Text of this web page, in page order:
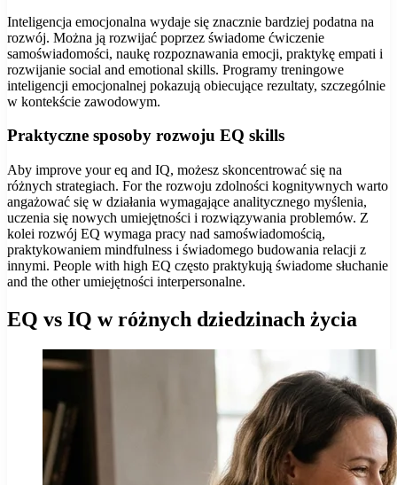
Inteligencja emocjonalna wydaje się znacznie bardziej podatna na
rozwój. Można ją rozwijać poprzez świadome ćwiczenie
samoświadomości, naukę rozpoznawania emocji, praktykę empati i
rozwijanie social and emotional skills. Programy treningowe
inteligencji emocjonalnej pokazują obiecujące rezultaty, szczególnie
w kontekście zawodowym.
Praktyczne sposoby rozwoju EQ skills
Aby improve your eq and IQ, możesz skoncentrować się na
różnych strategiach. For the rozwoju zdolności kognitywnych warto
angażować się w działania wymagające analitycznego myślenia,
uczenia się nowych umiejętności i rozwiązywania problemów. Z
kolei rozwój EQ wymaga pracy nad samoświadomością,
praktykowaniem mindfulness i świadomego budowania relacji z
innymi. People with high EQ często praktykują świadome słuchanie
and the other umiejętności interpersonalne.
EQ vs IQ w różnych dziedzinach życia